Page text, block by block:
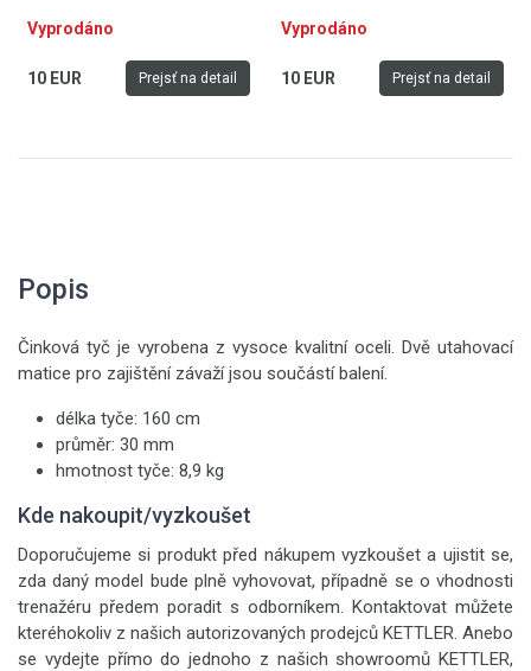
Vyprodáno
10 EUR Prejsť na detail
Vyprodáno
10 EUR Prejsť na detail
Popis
Činková tyč je vyrobena z vysoce kvalitní oceli. Dvě utahovací
matice pro zajištění závaží jsou součástí balení.
délka tyče: 160 cm
průměr: 30 mm
hmotnost tyče: 8,9 kg
Kde nakoupit/vyzkoušet
Doporučujeme si produkt před nákupem vyzkoušet a ujistit se,
zda daný model bude plně vyhovovat, případně se o vhodnosti
trenažéru předem poradit s odborníkem. Kontaktovat můžete
kteréhokoliv z našich autorizovaných prodejců KETTLER. Anebo
se vydejte přímo do jednoho z našich showroomů KETTLER,